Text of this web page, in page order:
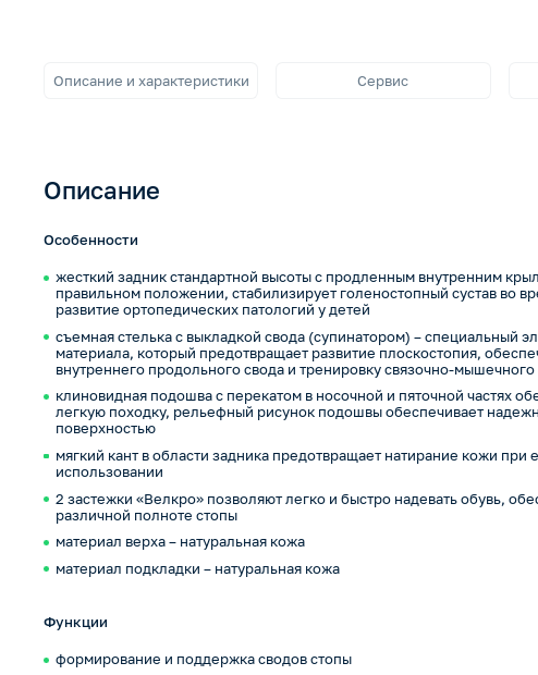
Описание и характеристики Сервис
Описание
Особенности
жесткий задник стандартной высоты с продленным внутренним
правильном положении, стабилизирует голеностопный сустав во
развитие ортопедических патологий у детей
съемная стелька с выкладкой свода (супинатором) – специальный
материала, который предотвращает развитие плоскостопия,
внутреннего продольного свода и тренировку связочно-мышечного
клиновидная подошва с перекатом в носочной и пяточной частях
легкую походку, рельефный рисунок подошвы обеспечивает
поверхностью
мягкий кант в области задника предотвращает натирание кожи
использовании
2 застежки «Велкро» позволяют легко и быстро надевать обувь,
различной полноте стопы
материал верха – натуральная кожа
материал подкладки – натуральная кожа
Функции
формирование и поддержка сводов стопы